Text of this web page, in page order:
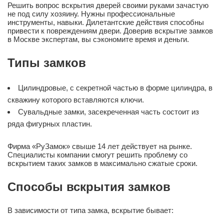
Решить вопрос вскрытия дверей своими руками зачастую
не под силу хозяину. Нужны профессиональные
инструменты, навыки. Дилетантские действия способны
привести к повреждениям двери. Доверив вскрытие замков
в Москве экспертам, вы сэкономите время и деньги.
Типы замков
Цилиндровые, с секретной частью в форме цилиндра, в
скважину которого вставляются ключи.
Сувальдные замки, засекреченная часть состоит из
ряда фигурных пластин.
Фирма «РуЗамок» свыше 14 лет действует на рынке.
Специалисты компании смогут решить проблему со
вскрытием таких замков в максимально сжатые сроки.
Способы вскрытия замков
В зависимости от типа замка, вскрытие бывает: